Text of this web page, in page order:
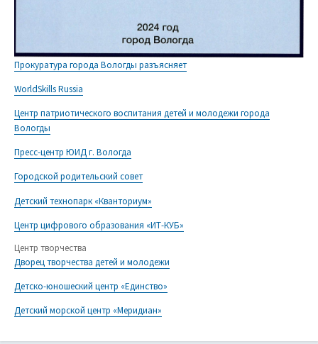
Прокуратура города Вологды разъясняет
WorldSkills Russia
Центр патриотического воспитания детей и молодежи города
Вологды
Пресс-центр ЮИД г. Вологда
Городской родительский совет
Детский технопарк «Кванториум»
Центр цифрового образования «ИТ-КУБ»
Центр творчества
Дворец творчества детей и молодежи
Детско-юношеский центр «Единство»
Детский морской центр «Меридиан»